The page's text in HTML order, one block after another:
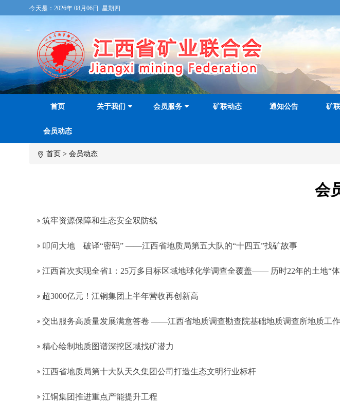
今天是： 2026年 08月06日 星期四
首页 关于我们 会员服务 矿联动态 通知公告 矿
会员动态
首页 > 会员动态
会
筑牢资源保障和生态安全双防线
叩问大地 破译“密码” ——江西省地质局第五大队的“十四五”找矿故事
江西首次实现全省1：25万多目标区域地球化学调查全覆盖—— 历时22年的土地“
超3000亿元！江铜集团上半年营收再创新高
交出服务高质量发展满意答卷 ——江西省地质调查勘查院基础地质调查所地质工
精心绘制地质图谱深挖区域找矿潜力
江西省地质局第十大队天久集团公司打造生态文明行业标杆
江铜集团推进重点产能提升工程